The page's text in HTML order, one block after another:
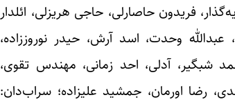
فریدون حاصارلی، حاجی هریزلی، ائلدار
وحدت، اسد آرش، حیدر نوروززاده،
شبگیر، آدلی، احد زمانی، مهندس تقوی،
رضا اورمان، جمشید علیزاده؛ سراب‌دان: